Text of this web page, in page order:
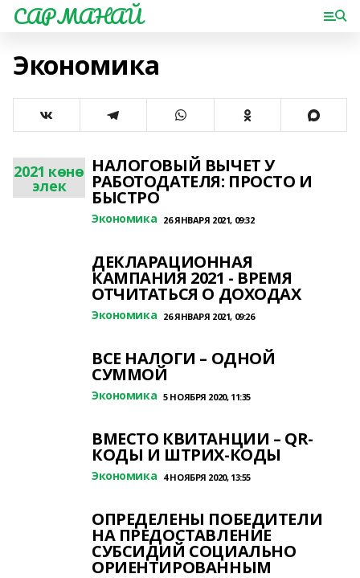
САРМАНАЙ
Экономика
2021 көнө
элек
НАЛОГОВЫЙ ВЫЧЕТ У
РАБОТОДАТЕЛЯ: ПРОСТО И
БЫСТРО
Экономика 26 ЯНВАРЯ 2021, 09:32
ДЕКЛАРАЦИОННАЯ
КАМПАНИЯ 2021 - ВРЕМЯ
ОТЧИТАТЬСЯ О ДОХОДАХ
Экономика 26 ЯНВАРЯ 2021, 09:26
ВСЕ НАЛОГИ – ОДНОЙ
СУММОЙ
Экономика 5 НОЯБРЯ 2020, 11:35
ВМЕСТО КВИТАНЦИИ – QR-
КОДЫ И ШТРИХ-КОДЫ
Экономика 4 НОЯБРЯ 2020, 13:55
ОПРЕДЕЛЕНЫ ПОБЕДИТЕЛИ
НА ПРЕДОСТАВЛЕНИЕ
СУБСИДИЙ СОЦИАЛЬНО
ОРИЕНТИРОВАННЫМ